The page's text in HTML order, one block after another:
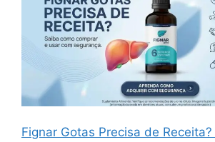
Fignar Gotas Precisa de